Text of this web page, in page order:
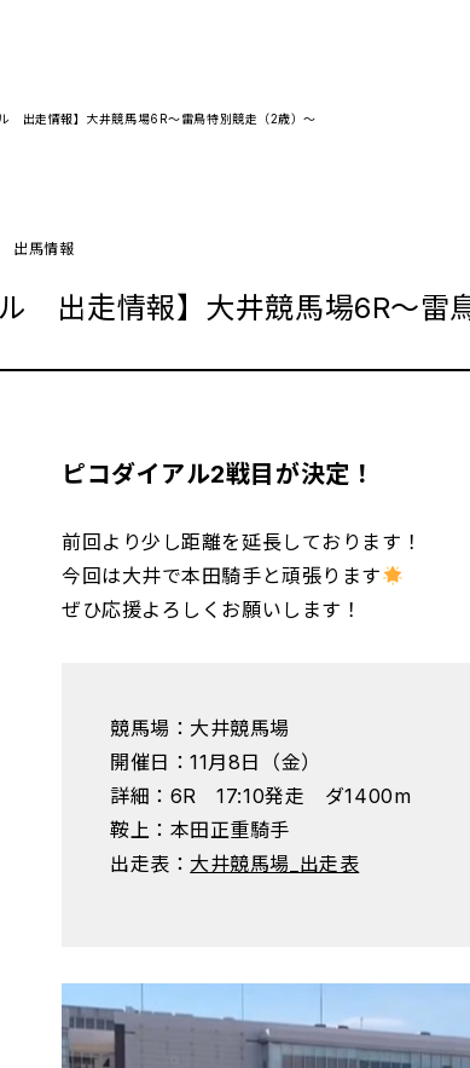
ル 出走情報】大井競馬場6R～雷鳥特別競走（2歳）～
出馬情報
ル 出走情報】大井競馬場6R～雷
ピコダイアル2戦目が決定！
前回より少し距離を延長しております！
今回は大井で本田騎手と頑張ります
ぜひ応援よろしくお願いします！
競馬場：大井競馬場
開催日：11月8日（金）
詳細：6R 17:10発走 ダ1400m
鞍上：本田正重騎手
出走表： 大井競馬場_出走表